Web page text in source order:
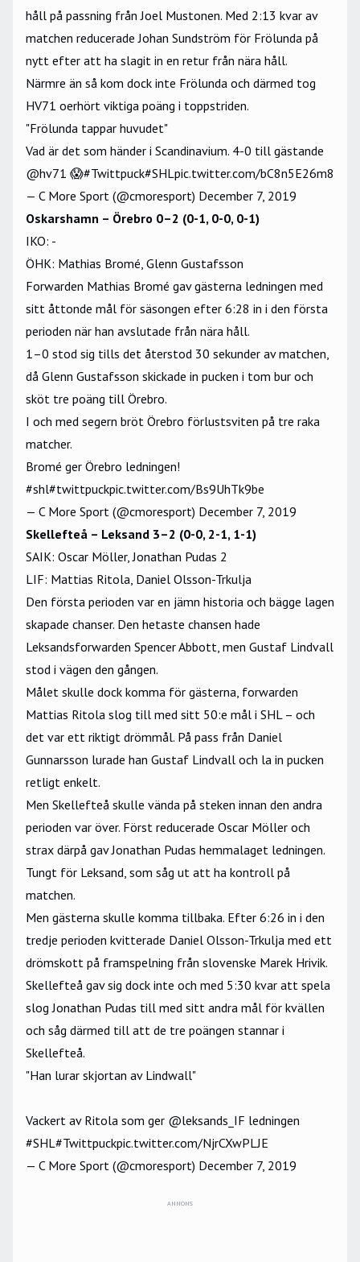
håll på passning från Joel Mustonen. Med 2:13 kvar av
matchen reducerade Johan Sundström för Frölunda på
nytt efter att ha slagit in en retur från nära håll.
Närmre än så kom dock inte Frölunda och därmed tog
HV71 oerhört viktiga poäng i toppstriden.
"Frölunda tappar huvudet"
Vad är det som händer i Scandinavium. 4-0 till gästande
@hv71 😱#Twittpuck#SHLpic.twitter.com/bC8n5E26m8
— C More Sport (@cmoresport) December 7, 2019
Oskarshamn – Örebro 0–2 (0-1, 0-0, 0-1)
IKO: -
ÖHK: Mathias Bromé, Glenn Gustafsson
Forwarden Mathias Bromé gav gästerna ledningen med
sitt åttonde mål för säsongen efter 6:28 in i den första
perioden när han avslutade från nära håll.
1–0 stod sig tills det återstod 30 sekunder av matchen,
då Glenn Gustafsson skickade in pucken i tom bur och
sköt tre poäng till Örebro.
I och med segern bröt Örebro förlustsviten på tre raka
matcher.
Bromé ger Örebro ledningen!
#shl#twittpuckpic.twitter.com/Bs9UhTk9be
— C More Sport (@cmoresport) December 7, 2019
Skellefteå – Leksand 3–2 (0-0, 2-1, 1-1)
SAIK: Oscar Möller, Jonathan Pudas 2
LIF: Mattias Ritola, Daniel Olsson-Trkulja
Den första perioden var en jämn historia och bägge lagen
skapade chanser. Den hetaste chansen hade
Leksandsforwarden Spencer Abbott, men Gustaf Lindvall
stod i vägen den gången.
Målet skulle dock komma för gästerna, forwarden
Mattias Ritola slog till med sitt 50:e mål i SHL – och
det var ett riktigt drömmål. På pass från Daniel
Gunnarsson lurade han Gustaf Lindvall och la in pucken
retligt enkelt.
Men Skellefteå skulle vända på steken innan den andra
perioden var över. Först reducerade Oscar Möller och
strax därpå gav Jonathan Pudas hemmalaget ledningen.
Tungt för Leksand, som såg ut att ha kontroll på
matchen.
Men gästerna skulle komma tillbaka. Efter 6:26 in i den
tredje perioden kvitterade Daniel Olsson-Trkulja med ett
drömskott på framspelning från slovenske Marek Hrivik.
Skellefteå gav sig dock inte och med 5:30 kvar att spela
slog Jonathan Pudas till med sitt andra mål för kvällen
och såg därmed till att de tre poängen stannar i
Skellefteå.
"Han lurar skjortan av Lindwall"
Vackert av Ritola som ger @leksands_IF ledningen
#SHL#Twittpuckpic.twitter.com/NjrCXwPLJE
— C More Sport (@cmoresport) December 7, 2019